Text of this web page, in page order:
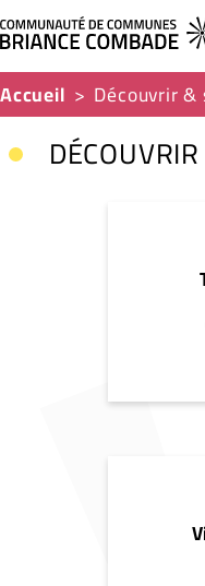
Accueil Découvrir